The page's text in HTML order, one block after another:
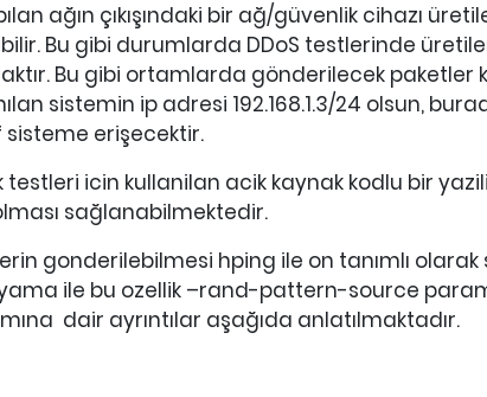
ağın çıkışındaki bir ağ/güvenlik cihazı
Bu gibi durumlarda DDoS testlerinde
Bu gibi ortamlarda gönderilecek paketler
sistemin ip adresi 192.168.1.3/24 olsun,
sisteme erişecektir.
icin kullanilan acik kaynak kodlu bir
sağlanabilmektedir.
gonderilebilmesi hping ile on tanımlı
ile bu ozellik –rand-pattern-source
dair ayrıntılar aşağıda anlatılmaktadır.